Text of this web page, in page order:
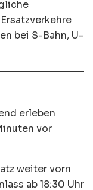
bei S-Bahn, U-
erleben
vor
weiter vorn
ab 18:30 Uhr